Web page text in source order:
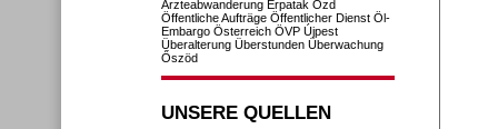
Ärzteabwanderung Érpatak Ózd
Öffentliche Aufträge Öffentlicher Dienst Öl-
Embargo Österreich ÖVP Újpest
Überalterung Überstunden Überwachung
Őszöd
UNSERE QUELLEN